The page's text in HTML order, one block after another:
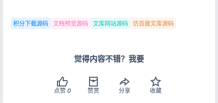
积分下载源码 文档预览源码 文库网站源码 仿百度文库源码
觉得内容不错？我要
点赞 0 赞赏 分享 收藏